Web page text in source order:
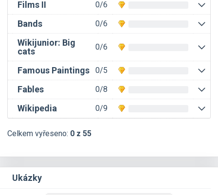
Films II 0/6
Bands 0/6
Wikijunior: Big
cats
0/6
Famous Paintings 0/5
Fables 0/8
Wikipedia 0/9
Celkem vyřeseno: 0 z 55
Ukázky